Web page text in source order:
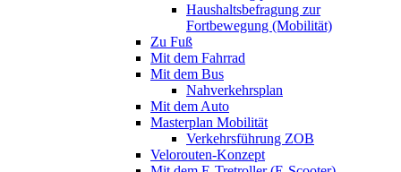
Haushaltsbefragung zur
Fortbewegung (Mobilität)
Zu Fuß
Mit dem Fahrrad
Mit dem Bus
Nahverkehrsplan
Mit dem Auto
Masterplan Mobilität
Verkehrsführung ZOB
Velorouten-Konzept